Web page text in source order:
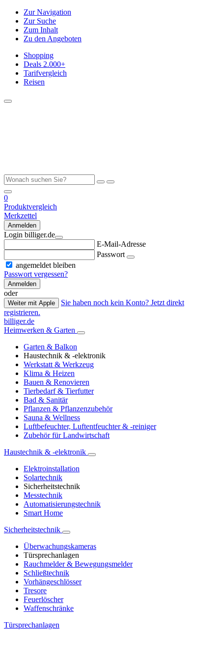
Zur Navigation
Zur Suche
Zum Inhalt
Zu den Angeboten
Shopping
Deals 2.000+
Tarifvergleich
Reisen
0
Produktvergleich
Merkzettel
Anmelden
Login billiger.de
E-Mail-Adresse
Passwort
angemeldet bleiben
Passwort vergessen?
Anmelden
oder
Weiter mit Apple
Sie haben noch kein Konto? Jetzt direkt
registrieren.
billiger.de
Heimwerken & Garten
Garten & Balkon
Haustechnik & -elektronik
Werkstatt & Werkzeug
Klima & Heizen
Bauen & Renovieren
Tierbedarf & Tierfutter
Bad & Sanitär
Pflanzen & Pflanzenzubehör
Sauna & Wellness
Luftbefeuchter, Luftentfeuchter & -reiniger
Zubehör für Landwirtschaft
Haustechnik & -elektronik
Elektroinstallation
Solartechnik
Sicherheitstechnik
Messtechnik
Automatisierungstechnik
Smart Home
Sicherheitstechnik
Überwachungskameras
Türsprechanlagen
Rauchmelder & Bewegungsmelder
Schließtechnik
Vorhängeschlösser
Tresore
Feuerlöscher
Waffenschränke
Türsprechanlagen